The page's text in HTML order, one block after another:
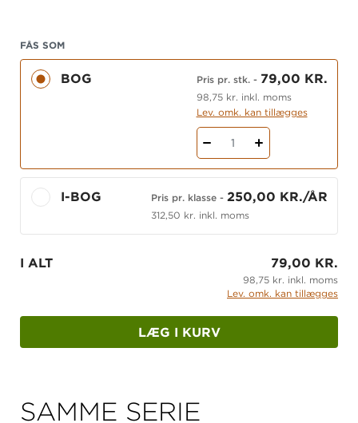
dansksystemet
sig op ad Fælles Mål 2009 og er bygget op
omkring de tre søjler fiktionskompetence,
sprogforståelse og afkodning.
Få et overblik over alle materialer i systemet
Se flere materialer til dansk
FÅS SOM
BOG Pris pr. stk.- 79,00 KR.
98,75 kr. inkl. moms
Lev. omk. kan tillægges
1
I-BOG Pris pr. klasse- 250,00 KR./ÅR
312,50 kr. inkl. moms
I ALT 79,00 KR.
98,75 kr. inkl. moms
Lev. omk. kan tillægges
LÆG I KURV
SAMME SERIE